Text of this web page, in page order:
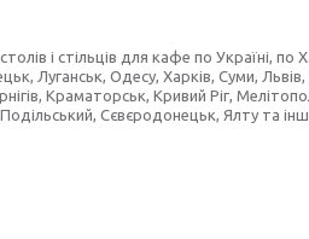
і стільців для кафе по Україні, по
Луганськ, Одесу, Харків, Суми, Львів,
Краматорськ, Кривий Ріг,
Сєвєродонецьк, Ялту та інші